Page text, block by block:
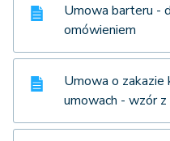
Umowa barteru -
omówieniem
Umowa o zakazie
umowach - wzór